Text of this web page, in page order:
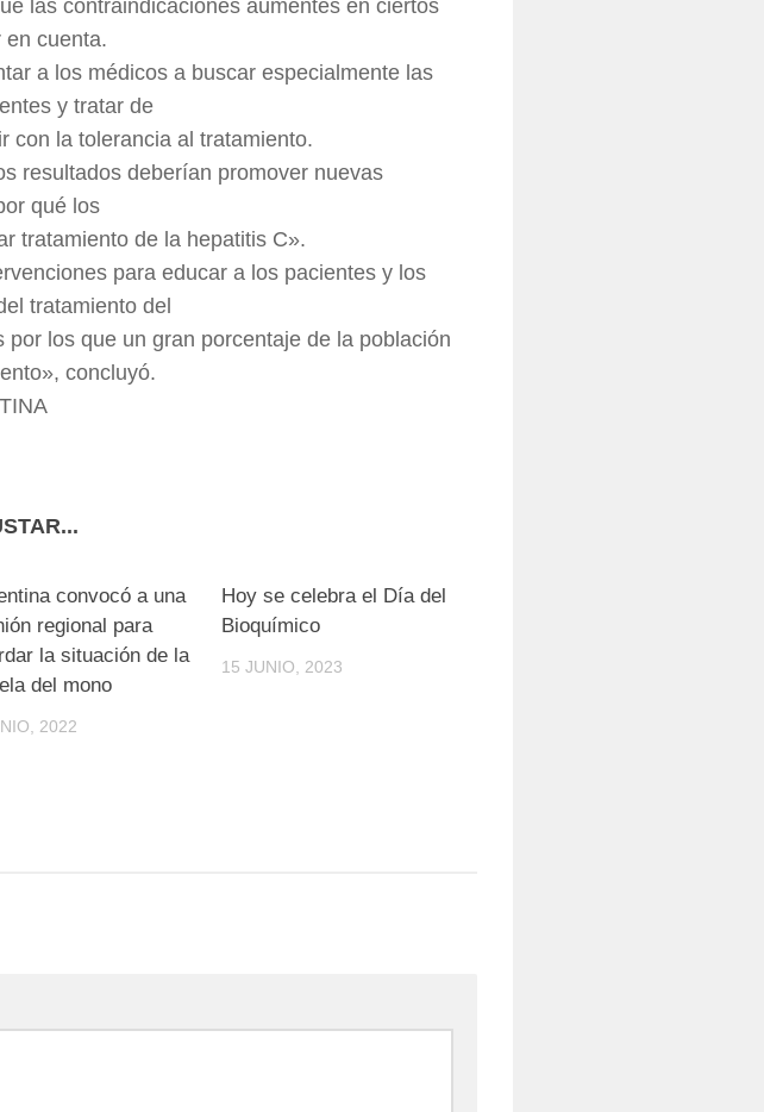
las contraindicaciones aumentes en ciertos
en cuenta.
a los médicos a buscar especialmente las
y tratar de
con la tolerancia al tratamiento.
resultados deberían promover nuevas
qué los
tratamiento de la hepatitis C».
para educar a los pacientes y los
tratamiento del
los que un gran porcentaje de la población
concluyó.
convocó a una
regional para
la situación de la
del mono
2022
Hoy se celebra el Día del
Bioquímico
15 JUNIO, 2023